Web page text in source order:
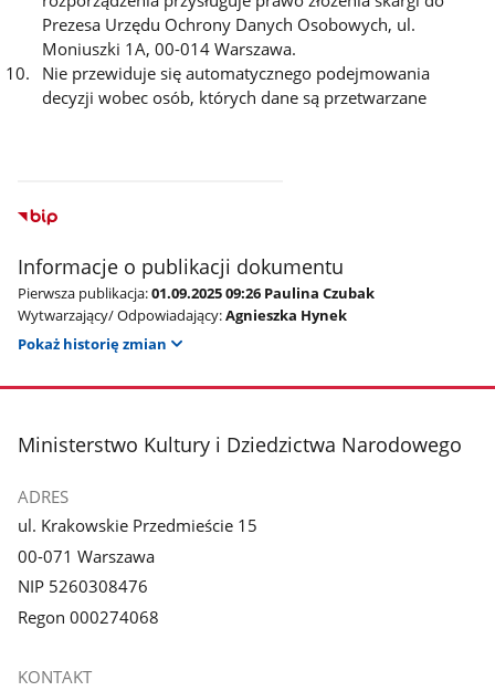
Prezesa Urzędu Ochrony Danych Osobowych, ul.
Moniuszki 1A, 00-014 Warszawa.
Nie przewiduje się automatycznego podejmowania
decyzji wobec osób, których dane są przetwarzane
Informacje o publikacji dokumentu
Pierwsza publikacja:01.09.2025 09:26 Paulina Czubak
Wytwarzający/ Odpowiadający:Agnieszka Hynek
Pokaż historię zmian
stopka
Ministerstwo Kultury i Dziedzictwa Narodowego
ADRES
ul. Krakowskie Przedmieście 15
00-071 Warszawa
NIP 5260308476
Regon 000274068
KONTAKT